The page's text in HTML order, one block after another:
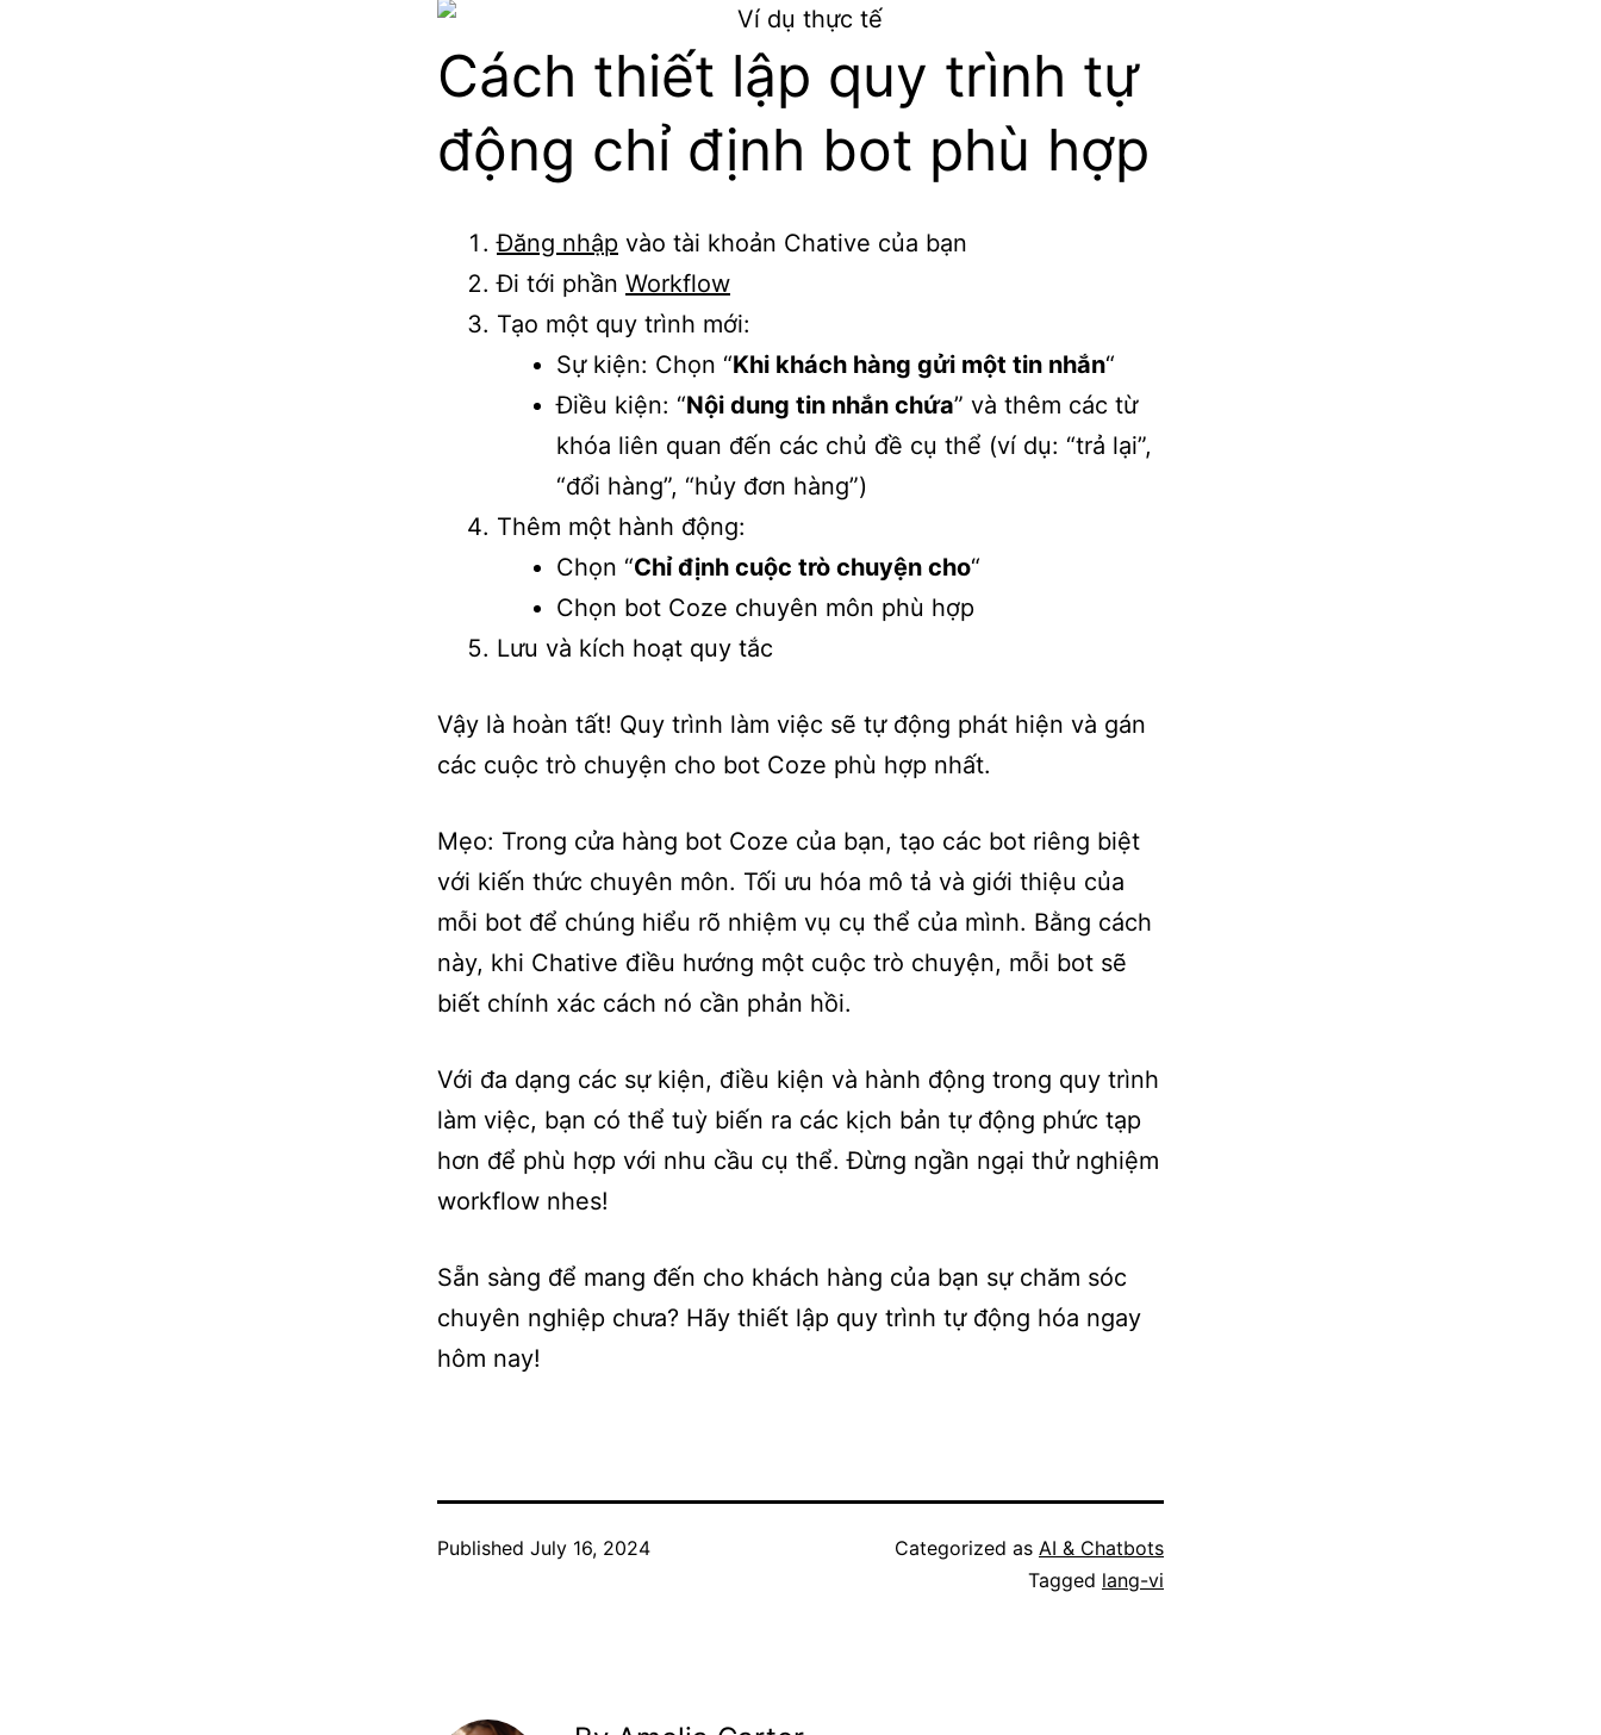
Cách thiết lập quy trình tự
động chỉ định bot phù hợp​
Đăng nhập vào tài khoản Chative của bạn
Đi tới phần Workflow
Tạo một quy trình mới:
Sự kiện: Chọn “Khi khách hàng gửi một tin nhắn“
Điều kiện: “Nội dung tin nhắn chứa” và thêm các từ
khóa liên quan đến các chủ đề cụ thể (ví dụ: “trả lại”,
“đổi hàng”, “hủy đơn hàng”)
Thêm một hành động:
Chọn “Chỉ định cuộc trò chuyện cho“
Chọn bot Coze chuyên môn phù hợp
Lưu và kích hoạt quy tắc
Vậy là hoàn tất! Quy trình làm việc sẽ tự động phát hiện và gán
các cuộc trò chuyện cho bot Coze phù hợp nhất.
Mẹo: Trong cửa hàng bot Coze của bạn, tạo các bot riêng biệt
với kiến thức chuyên môn. Tối ưu hóa mô tả và giới thiệu của
mỗi bot để chúng hiểu rõ nhiệm vụ cụ thể của mình. Bằng cách
này, khi Chative điều hướng một cuộc trò chuyện, mỗi bot sẽ
biết chính xác cách nó cần phản hồi.
Với đa dạng các sự kiện, điều kiện và hành động trong quy trình
làm việc, bạn có thể tuỳ biến ra các kịch bản tự động phức tạp
hơn để phù hợp với nhu cầu cụ thể. Đừng ngần ngại thử nghiệm
workflow nhes!
Sẵn sàng để mang đến cho khách hàng của bạn sự chăm sóc
chuyên nghiệp chưa? Hãy thiết lập quy trình tự động hóa ngay
hôm nay!
Published July 16, 2024 Categorized as AI & Chatbots
Tagged lang-vi